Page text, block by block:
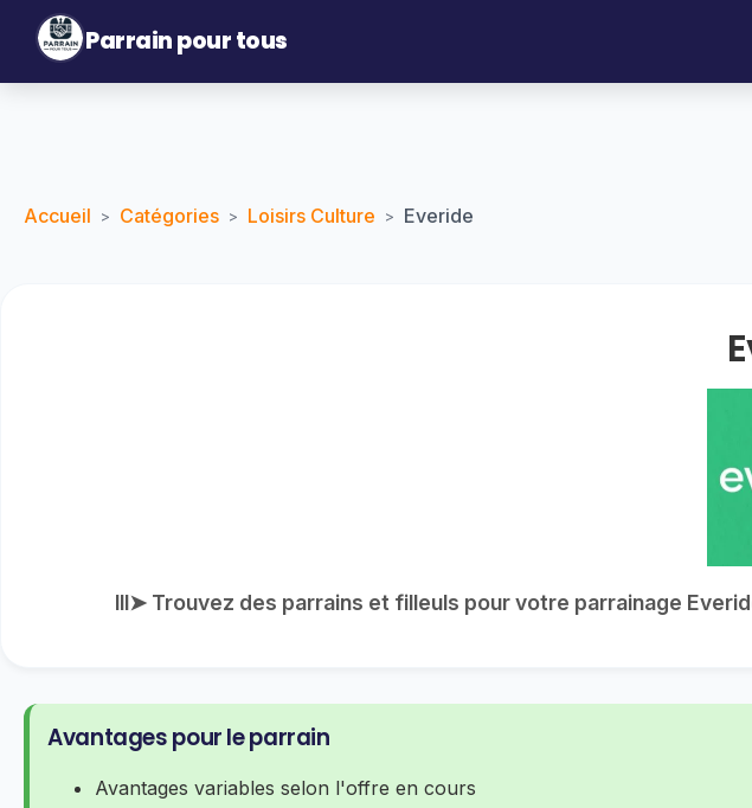
Parrain pour tous
Accueil > Catégories > Loisirs Culture > Everide
lll➤ Trouvez des parrains et filleuls pour votre parrainage
Avantages pour le parrain
Avantages variables selon l'offre en cours